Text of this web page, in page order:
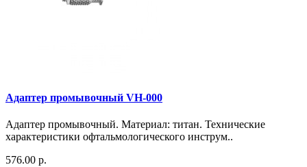
Адаптер промывочный VH-000
Адаптер промывочный. Материал: титан. Технические
характеристики офтальмологического инструм..
576.00 р.